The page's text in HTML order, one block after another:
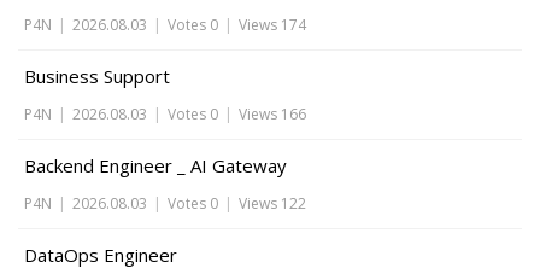
P4N | 2026.08.03 | Votes 0 | Views 174
Business Support
P4N | 2026.08.03 | Votes 0 | Views 166
Backend Engineer _ AI Gateway
P4N | 2026.08.03 | Votes 0 | Views 122
DataOps Engineer